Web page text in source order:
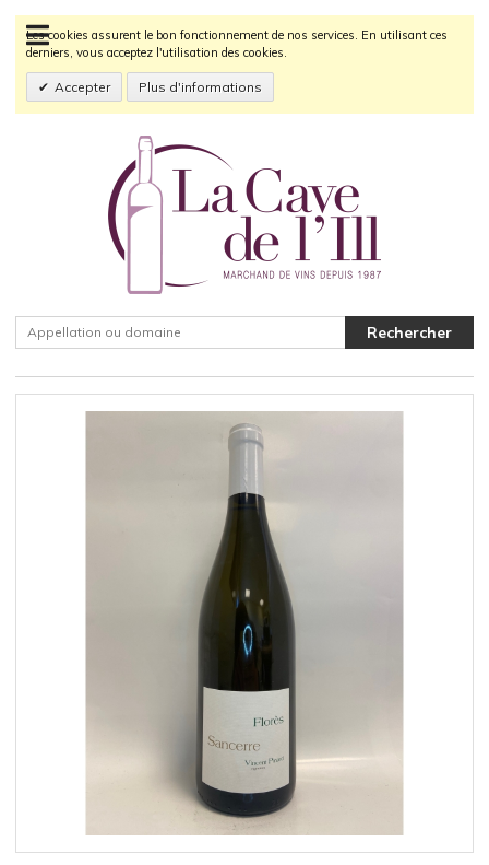
Les cookies assurent le bon fonctionnement de nos services. En utilisant ces
derniers, vous acceptez l'utilisation des cookies.
Accepter Plus d'informations